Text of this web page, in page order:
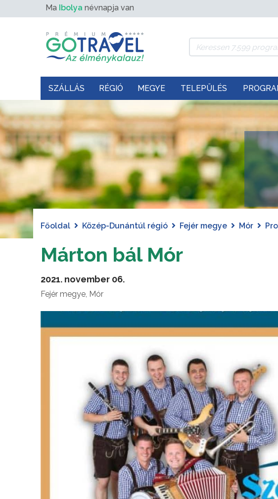
Ma Ibolya névnapja van
SZÁLLÁS RÉGIÓ MEGYE TELEPÜLÉS
Főoldal Közép-Dunántúl régió Fejér megye Mór
Márton bál Mór
2021. november 06.
Fejér megye, Mór